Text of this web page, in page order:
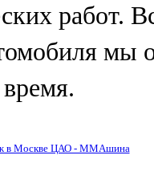
работ.
мы